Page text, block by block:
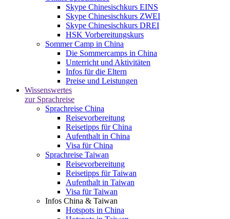
Skype Chinesischkurs EINS
Skype Chinesischkurs ZWEI
Skype Chinesischkurs DREI
HSK Vorbereitungskurs
Sommer Camp in China
Die Sommercamps in China
Unterricht und Aktivitäten
Infos für die Eltern
Preise und Leistungen
Wissenswertes
zur Sprachreise
Sprachreise China
Reisevorbereitung
Reisetipps für China
Aufenthalt in China
Visa für China
Sprachreise Taiwan
Reisevorbereitung
Reisetipps für Taiwan
Aufenthalt in Taiwan
Visa für Taiwan
Infos China & Taiwan
Hotspots in China